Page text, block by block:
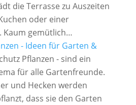
die Terrasse zu Auszeiten
oder einer
Kaum gemütlich…
- Ideen für Garten &
Pflanzen - sind ein
für alle Gartenfreunde.
und Hecken werden
dass sie den Garten